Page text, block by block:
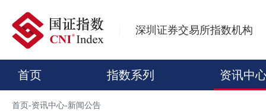
深圳证券交易所指数机构
首页 指数系列 资讯中
首页-资讯中心-新闻公告